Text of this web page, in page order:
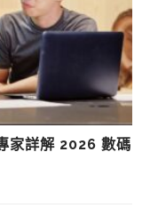
家詳解 2026 數碼